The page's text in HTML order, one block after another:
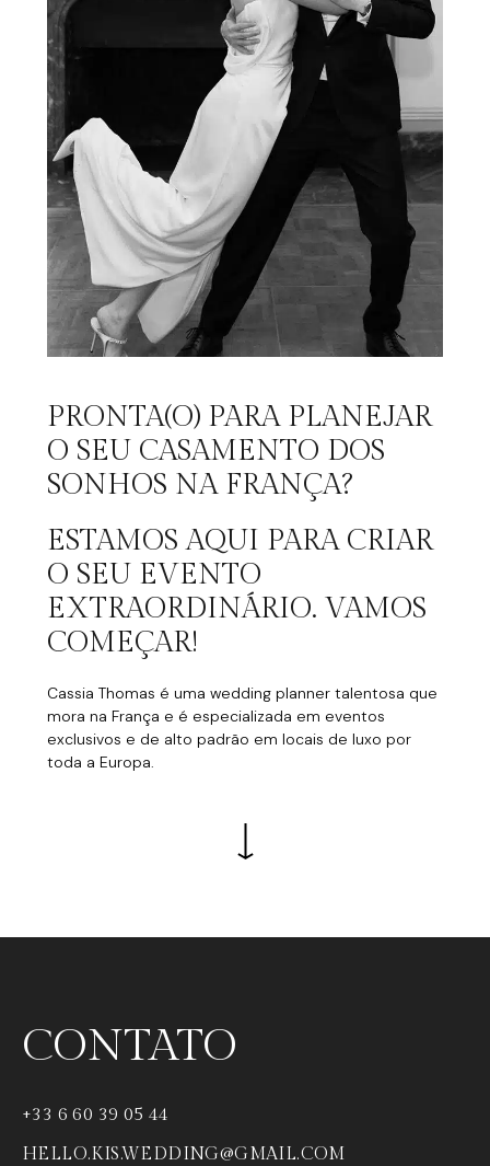
PRONTA(O) PARA PLANEJAR
O SEU CASAMENTO DOS
SONHOS NA FRANÇA?
ESTAMOS AQUI PARA CRIAR
O SEU EVENTO
EXTRAORDINÁRIO. VAMOS
COMEÇAR!
Cassia Thomas é uma wedding planner talentosa que
mora na França e é especializada em eventos
exclusivos e de alto padrão em locais de luxo por
toda a Europa.
CONTATO
+33 6 60 39 05 44
HELLO.KIS.WEDDING@GMAIL.COM